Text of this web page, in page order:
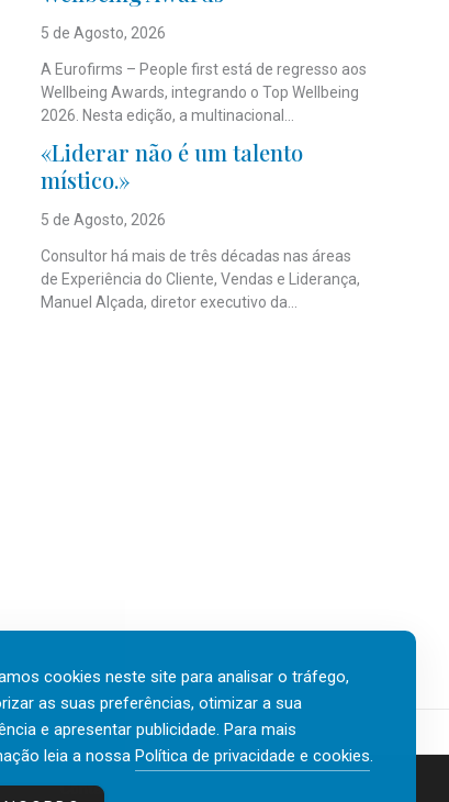
5 de Agosto, 2026
A Eurofirms – People first está de regresso aos
Wellbeing Awards, integrando o Top Wellbeing
2026. Nesta edição, a multinacional...
«Liderar não é um talento
místico.»
5 de Agosto, 2026
Consultor há mais de três décadas nas áreas
de Experiência do Cliente, Vendas e Liderança,
Manuel Alçada, diretor executivo da...
Contactos
cookies neste site para analisar o tráfego,
as suas preferências, otimizar a sua
e apresentar publicidade. Para mais
leia a nossa Política de privacidade e cookies.